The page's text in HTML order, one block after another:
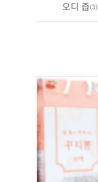
오디 즙(3)